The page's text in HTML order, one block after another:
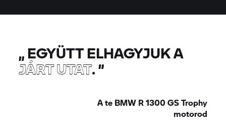
„EGYÜTT ELHAGYJUK A
JÁRT UTAT.”
A te BMW R 1300 GS Trophy
motorod